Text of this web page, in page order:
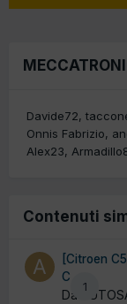
Davide72
Onnis Fabrizio
Alex23
Contenuti
1
[Citroen
C
Da